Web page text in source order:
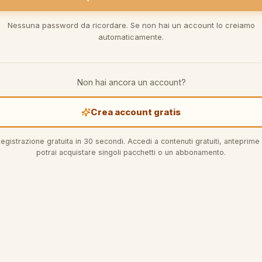
Nessuna password da ricordare. Se non hai un account lo creiamo
automaticamente.
Non hai ancora un account?
Crea account gratis
gratuita in 30 secondi. Accedi a contenuti gratuiti, anteprime
potrai acquistare singoli pacchetti o un abbonamento.